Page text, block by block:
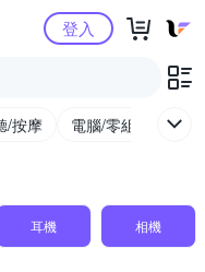
購物中心登入
/按摩 電腦/零組件/週邊/
耳機 相機